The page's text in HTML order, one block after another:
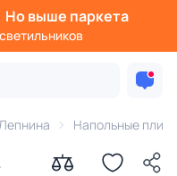
Но выше паркета
Напольные